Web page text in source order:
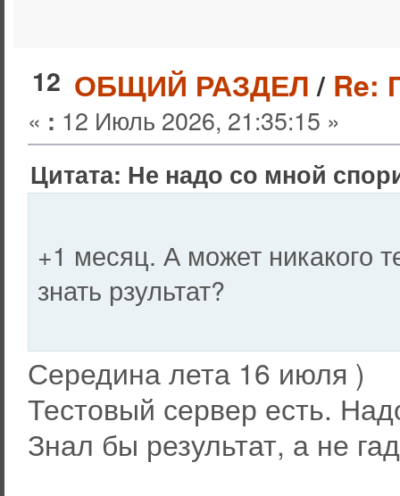
12 ОБЩИЙ РАЗДЕЛ/ Re:
« : 12 Июль 2026, 21:35:15 »
Цитата: Не надо со мной
+1 месяц. А может никакого
знать рзультат?
Середина лета 16 июля )
Тестовый сервер есть.
Знал бы результат, а не